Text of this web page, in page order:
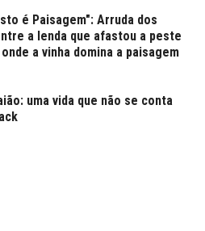
é Paisagem": Arruda dos
a lenda que afastou a peste
a vinha domina a paisagem
uma vida que não se conta